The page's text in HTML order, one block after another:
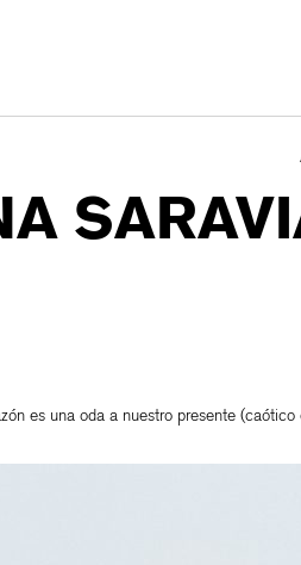
es una oda a nuestro presente